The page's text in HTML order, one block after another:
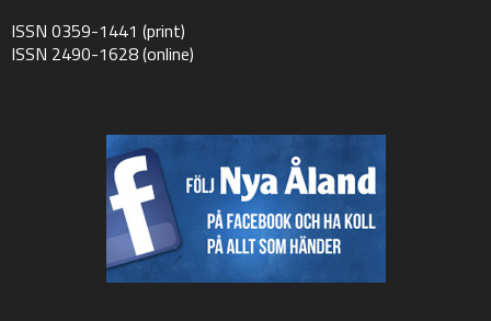
ISSN 0359-1441 (print)
ISSN 2490-1628 (online)